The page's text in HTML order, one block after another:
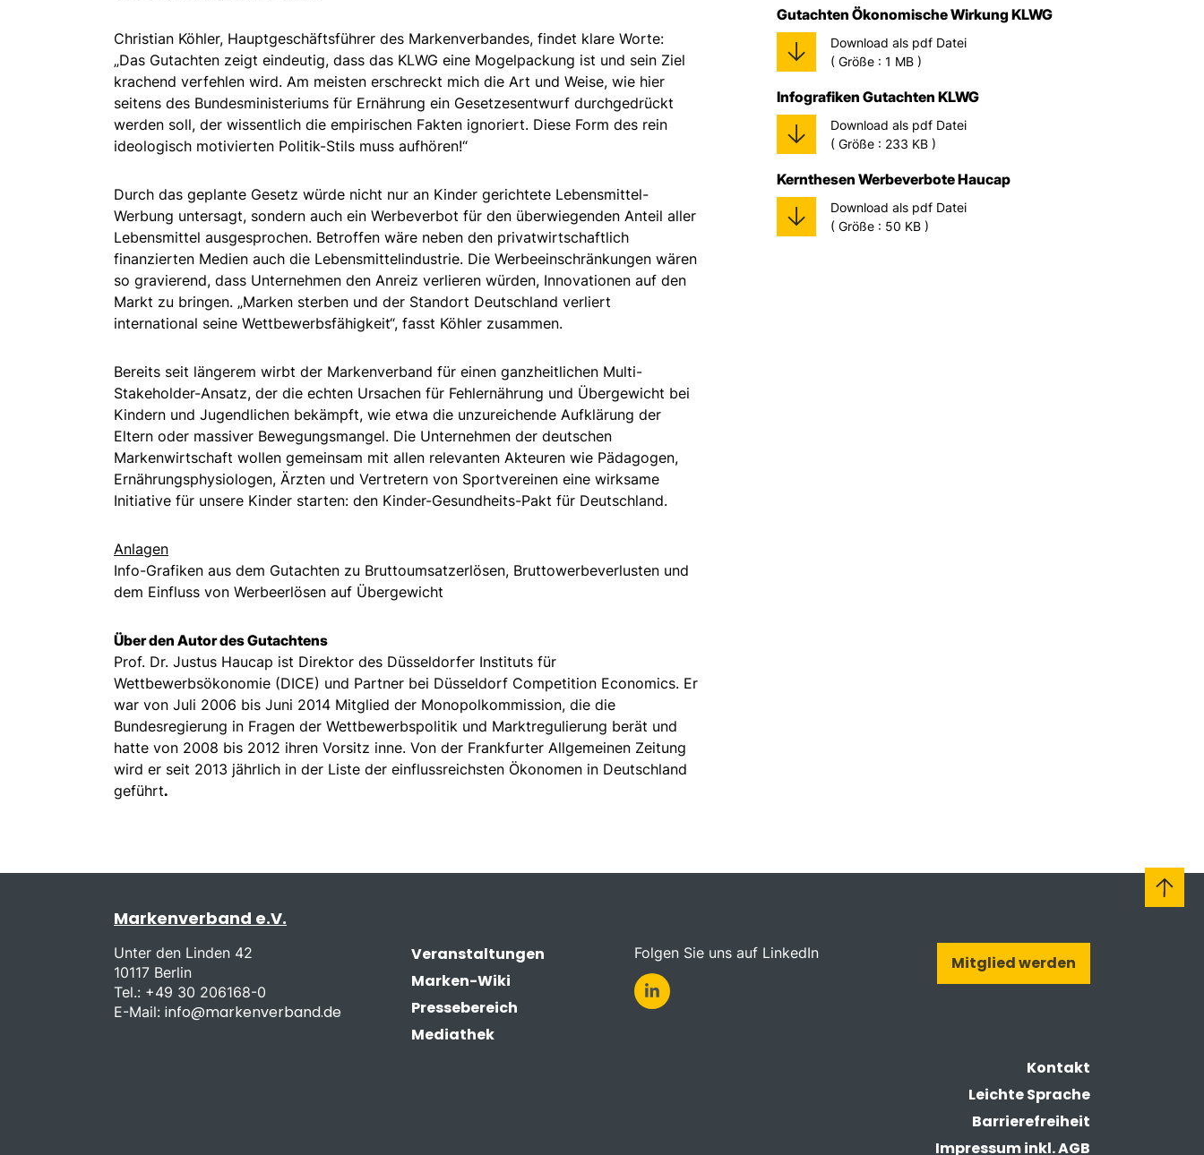
Christian Köhler, Hauptgeschäftsführer des Markenverbandes, findet klare Worte:
„Das Gutachten zeigt eindeutig, dass das KLWG eine Mogelpackung ist und sein Ziel
krachend verfehlen wird. Am meisten erschreckt mich die Art und Weise, wie hier
seitens des Bundesministeriums für Ernährung ein Gesetzesentwurf durchgedrückt
werden soll, der wissentlich die empirischen Fakten ignoriert. Diese Form des rein
ideologisch motivierten Politik-Stils muss aufhören!“
Durch das geplante Gesetz würde nicht nur an Kinder gerichtete Lebensmittel-
Werbung untersagt, sondern auch ein Werbeverbot für den überwiegenden Anteil aller
Lebensmittel ausgesprochen. Betroffen wäre neben den privatwirtschaftlich
finanzierten Medien auch die Lebensmittelindustrie. Die Werbeeinschränkungen wären
so gravierend, dass Unternehmen den Anreiz verlieren würden, Innovationen auf den
Markt zu bringen. „Marken sterben und der Standort Deutschland verliert
international seine Wettbewerbsfähigkeit“, fasst Köhler zusammen.
Bereits seit längerem wirbt der Markenverband für einen ganzheitlichen Multi-
Stakeholder-Ansatz, der die echten Ursachen für Fehlernährung und Übergewicht bei
Kindern und Jugendlichen bekämpft, wie etwa die unzureichende Aufklärung der
Eltern oder massiver Bewegungsmangel. Die Unternehmen der deutschen
Markenwirtschaft wollen gemeinsam mit allen relevanten Akteuren wie Pädagogen,
Ernährungsphysiologen, Ärzten und Vertretern von Sportvereinen eine wirksame
Initiative für unsere Kinder starten: den Kinder-Gesundheits-Pakt für Deutschland.
Anlagen
Info-Grafiken aus dem Gutachten zu Bruttoumsatzerlösen, Bruttowerbeverlusten und
dem Einfluss von Werbeerlösen auf Übergewicht
Über den Autor des Gutachtens
Prof. Dr. Justus Haucap ist Direktor des Düsseldorfer Instituts für
Wettbewerbsökonomie (DICE) und Partner bei Düsseldorf Competition Economics. Er
war von Juli 2006 bis Juni 2014 Mitglied der Monopolkommission, die die
Bundesregierung in Fragen der Wettbewerbspolitik und Marktregulierung berät und
hatte von 2008 bis 2012 ihren Vorsitz inne. Von der Frankfurter Allgemeinen Zeitung
wird er seit 2013 jährlich in der Liste der einflussreichsten Ökonomen in Deutschland
geführt.
Gutachten Ökonomische Wirkung KLWG
Download als pdf Datei
( Größe : 1 MB )
Infografiken Gutachten KLWG
Download als pdf Datei
( Größe : 233 KB )
Kernthesen Werbeverbote Haucap
Download als pdf Datei
( Größe : 50 KB )
Markenverband e.V.
Unter den Linden 42
10117 Berlin
Tel.: +49 30 206168-0
E-Mail: info@markenverband.de
Veranstaltungen
Marken-Wiki
Pressebereich
Mediathek
Folgen Sie uns auf LinkedIn Mitglied werden
Kontakt
Leichte Sprache
Barrierefreiheit
Impressum inkl. AGB